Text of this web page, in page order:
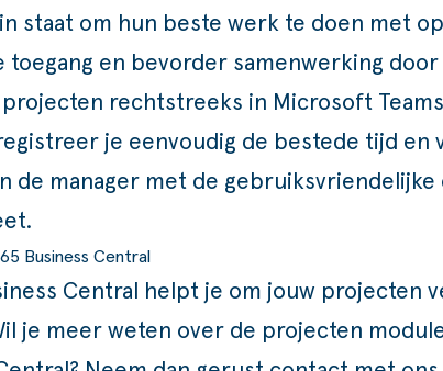
staat om hun beste werk te doen met op
toegang en bevorder samenwerking door
projecten rechtstreeks in Microsoft
je eenvoudig de bestede tijd en
de manager met de gebruiksvriendelijke
Business Central
Central helpt je om jouw projecten
je meer weten over de projecten